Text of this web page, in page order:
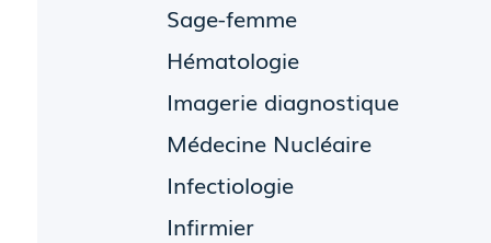
Sage-femme
Hématologie
Imagerie diagnostique
Médecine Nucléaire
Infectiologie
Infirmier